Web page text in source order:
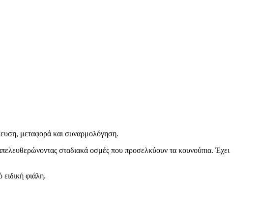
μεταφορά και συναρμολόγηση.
σταδιακά οσμές που προσελκύουν τα κουνούπια. Έχει
ειδική φιάλη.